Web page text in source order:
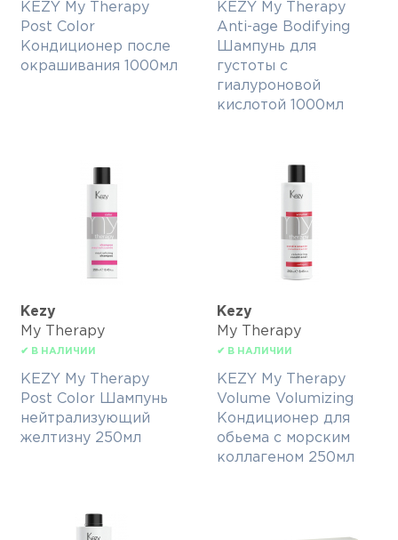
KEZY My Therapy
Post Color
Кондиционер после
окрашивания 1000мл
KEZY My Therapy
Anti-age Bodifying
Шампунь для
густоты с
гиалуроновой
кислотой 1000мл
Kezy
My Therapy
✔ В НАЛИЧИИ
KEZY My Therapy
Post Color Шампунь
нейтрализующий
желтизну 250мл
Kezy
My Therapy
✔ В НАЛИЧИИ
KEZY My Therapy
Volume Volumizing
Кондиционер для
обьема с морским
коллагеном 250мл